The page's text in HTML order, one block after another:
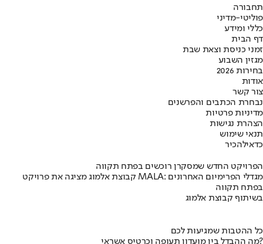
תחבורה
פוליטי-מדיני
כללי ומידע
דף הבית
זמני כניסת וצאת שבת
מגזין השבוע
בחירות 2026
אודות
צור קשר
נבחרת הכתבים והפרשנים
מדיניות פרטיות
הצהרת נגישות
תנאי שימוש
כדאילהכיר
הפרויקט החדש שמסקרן רוכשים בפתח תקווה
קבוצת אלמוג מציגה את פרויקט MALA: מגדלי הפרימיום האחרונים
בפתח תקווה
בשיתוף קבוצת אלמוג
כל ההטבות שמגיעות לכם
מה ההבדל בין מועדון תעופה וכרטיס אשראי?